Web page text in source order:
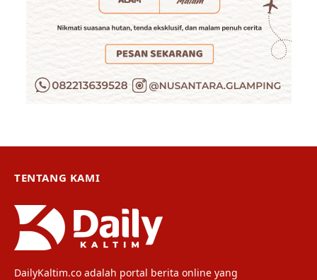
TENTANG KAMI
DailyKaltim.co adalah portal berita online yang